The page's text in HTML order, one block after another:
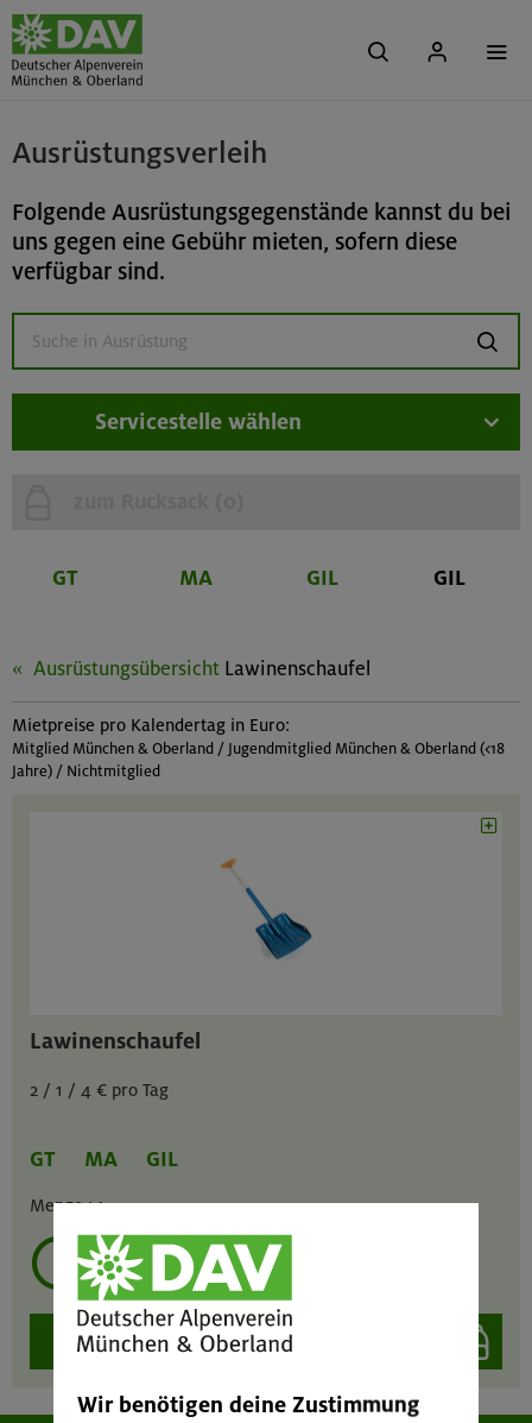
Ausrüstungsverleih
Folgende Ausrüstungsgegenstände kannst du bei
uns gegen eine Gebühr mieten, sofern diese
verfügbar sind.
suchen
Servicestelle wählen
GT MA GIL GIL
Ausrüstungsübersicht Lawinenschaufel
Mietpreise pro Kalendertag in Euro:
Mitglied München & Oberland / Jugendmitglied München & Oberland (<18
Jahre) / Nichtmitglied
Lawinenschaufel
2 / 1 / 4 € pro Tag
GT MA GIL
Menge :1
mehrmals ausleihen?
auswählen
Wir benötigen deine Zustimmung